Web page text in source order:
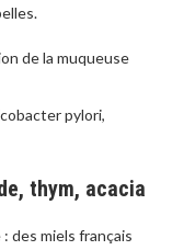
de la muqueuse
pylori,
thym, acacia
: des miels français